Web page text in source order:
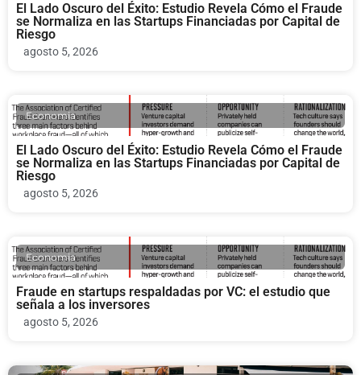
El Lado Oscuro del Éxito: Estudio Revela Cómo el Fraude
se Normaliza en las Startups Financiadas por Capital de
Riesgo
agosto 5, 2026
Economia
El Lado Oscuro del Éxito: Estudio Revela Cómo el Fraude
se Normaliza en las Startups Financiadas por Capital de
Riesgo
agosto 5, 2026
Economia
Fraude en startups respaldadas por VC: el estudio que
señala a los inversores
agosto 5, 2026